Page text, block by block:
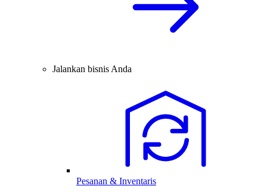
Jalankan bisnis Anda
Pesanan & Inventaris